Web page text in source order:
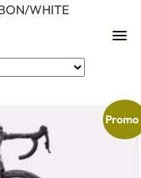
WHITE
Promo